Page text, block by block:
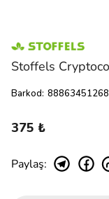
Stoffels
Barkod:
375 ₺
Paylaş: